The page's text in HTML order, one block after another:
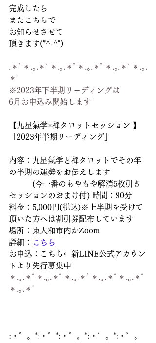
完成したら
またこちらで
お知らせさせて
頂きます(*^-^*)
.＊ﾟ＊.｡.＊ﾟ＊.｡.＊ﾟ＊.｡.＊ﾟ＊.｡.＊ﾟ＊.｡.
＊ﾟ
※2023年下半期リーディングは
6月お申込み開始します
【九星氣学×禅タロットセッション 】
「2023年半期リーディング」
内容：九星氣学と禅タロットでその年
の半期の運勢をお伝えします
(今一番のもやもや解消5枚引き
セッションのおまけ付) 時間：90分
料金：5,000円(税込)※上半期を受けて
頂いた方へは割引券配布しています
場所：東大和市内かZoom
詳細：
こちら
お申込：こちら←新LINE公式アカウン
トより先行募集中
＊.｡.＊ﾟ＊.｡.＊ﾟ＊.｡.＊ﾟ＊.｡.＊ﾟ＊.｡.＊ﾟ
＊.｡.＊ﾟ
:・゜。*:・゜*:・゜。*:・゜。*:・゜。